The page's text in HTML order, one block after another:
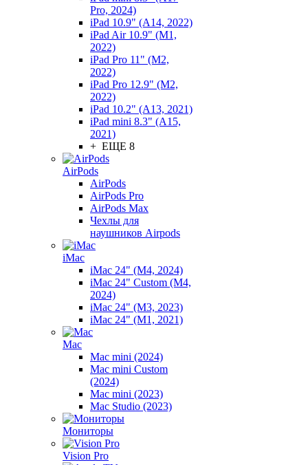
Pro, 2024)
iPad 10.9" (A14, 2022)
iPad Air 10.9" (M1,
2022)
iPad Pro 11" (M2,
2022)
iPad Pro 12.9" (M2,
2022)
iPad 10.2" (A13, 2021)
iPad mini 8.3" (A15,
2021)
+ ЕЩЕ 8
AirPods
AirPods
AirPods Pro
AirPods Max
Чехлы для
наушников Airpods
iMac
iMac 24" (M4, 2024)
iMac 24" Custom (M4,
2024)
iMac 24" (M3, 2023)
iMac 24" (M1, 2021)
Mac
Mac mini (2024)
Mac mini Custom
(2024)
Mac mini (2023)
Mac Studio (2023)
Мониторы
Vision Pro